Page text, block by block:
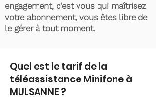
engagement, c'est vous qui maîtrisez
votre abonnement, vous êtes libre de
le gérer à tout moment.
Quel est le tarif de la
téléassistance Minifone à
MULSANNE ?